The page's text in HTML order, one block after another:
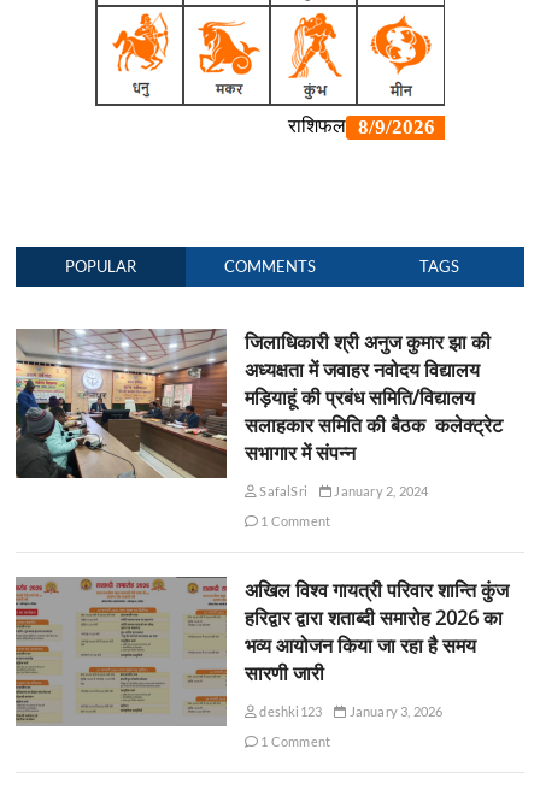
POPULAR COMMENTS TAGS
जिलाधिकारी श्री अनुज कुमार झा की
अध्यक्षता में जवाहर नवोदय विद्यालय
मड़ियाहूं की प्रबंध समिति/विद्यालय
सलाहकार समिति की बैठक कलेक्ट्रेट
सभागार में संपन्न
SafalSri
January 2, 2024
1 Comment
अखिल विश्व गायत्री परिवार शान्ति कुंज
हरिद्वार द्वारा शताब्दी समारोह 2026 का
भव्य आयोजन किया जा रहा है समय
सारणी जारी
deshki123
January 3, 2026
1 Comment